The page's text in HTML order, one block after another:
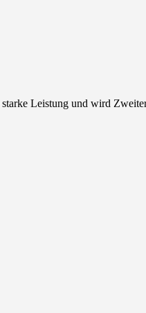
Leistung und wird